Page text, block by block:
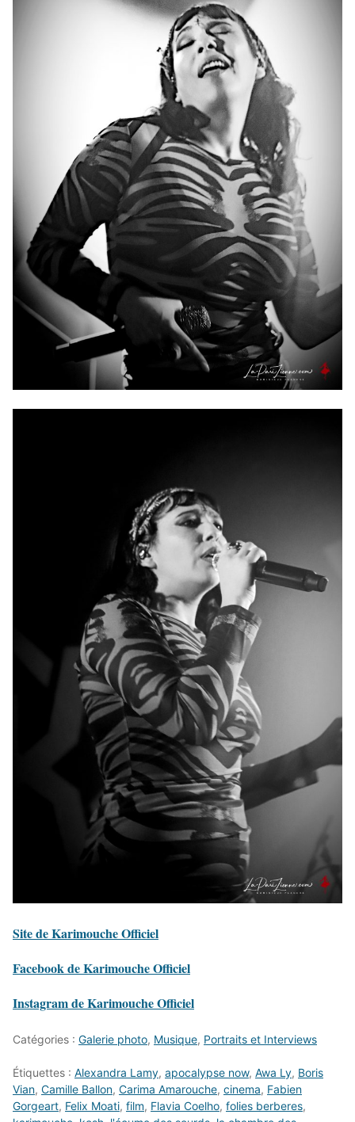
Site de Karimouche Officiel
Facebook de Karimouche Officiel
Instagram de Karimouche Officiel
Catégories : Galerie photo, Musique, Portraits et Interviews
Étiquettes : Alexandra Lamy, apocalypse now, Awa Ly, Boris
Vian, Camille Ballon, Carima Amarouche, cinema, Fabien
Gorgeart, Felix Moati, film, Flavia Coelho, folies berberes,